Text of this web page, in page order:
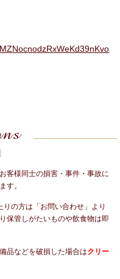
客様同士の損害・事件・事故に
す。
の方は「お問い合わせ」より
保管しがたいものや飲食物は即
品などを破損した場合はクリー